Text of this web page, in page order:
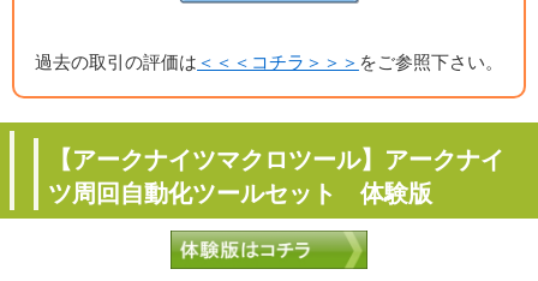
過去の取引の評価は ＜＜＜コチラ＞＞＞ をご参照下さい。
【アークナイツマクロツール】アークナイ
ツ周回自動化ツールセット 体験版